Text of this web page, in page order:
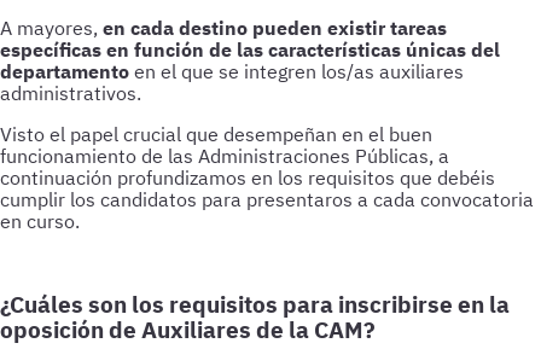
A mayores, en cada destino pueden existir tareas
específicas en función de las características únicas del
departamento en el que se integren los/as auxiliares
administrativos.
Visto el papel crucial que desempeñan en el buen
funcionamiento de las Administraciones Públicas, a
continuación profundizamos en los requisitos que debéis
cumplir los candidatos para presentaros a cada convocatoria
en curso.
¿Cuáles son los requisitos para inscribirse en la
oposición de Auxiliares de la CAM?